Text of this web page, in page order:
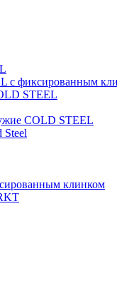
с фиксированным
STEEL
COLD STEEL
Steel
клинком